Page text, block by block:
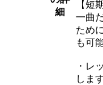
細
【短
一曲
ため
も可
・レ
しま